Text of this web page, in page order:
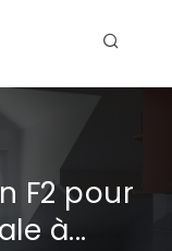
F2 pour
à...